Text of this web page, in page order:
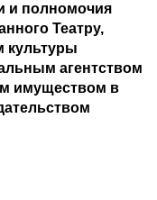
и полномочия
Театру,
культуры
агентством
имуществом в